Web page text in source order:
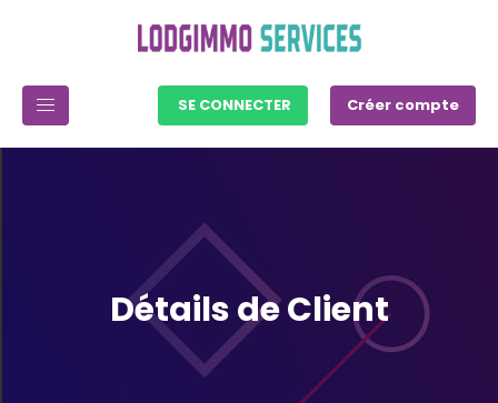
SE CONNECTER Créer compte
Détails de Client